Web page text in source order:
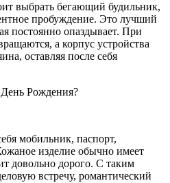
выбрать бегающий будильник,
пробуждение. Это лучший
постоянно опаздывает. При
а корпус устройства
оставляя после себя
мобильник, паспорт,
изделие обычно имеет
довольно дорого. С таким
встречу, романтический